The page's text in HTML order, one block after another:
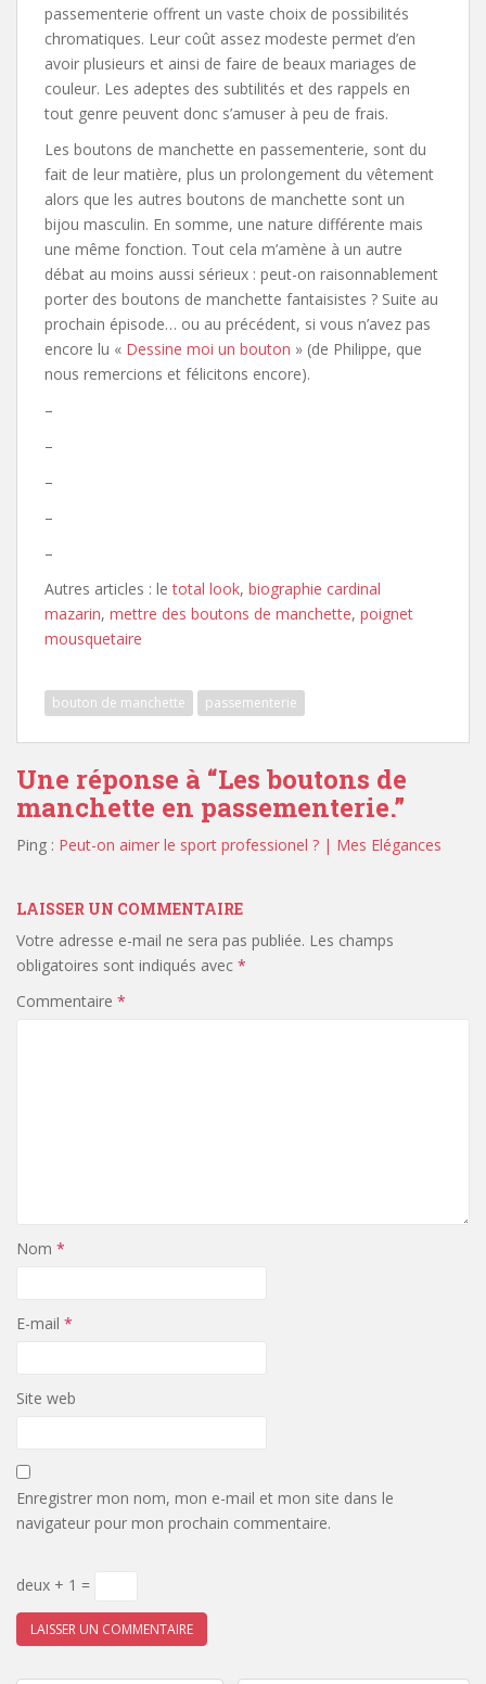
passementerie offrent un vaste choix de possibilités
chromatiques. Leur coût assez modeste permet d’en
avoir plusieurs et ainsi de faire de beaux mariages de
couleur. Les adeptes des subtilités et des rappels en
tout genre peuvent donc s’amuser à peu de frais.
Les boutons de manchette en passementerie, sont du
fait de leur matière, plus un prolongement du vêtement
alors que les autres boutons de manchette sont un
bijou masculin. En somme, une nature différente mais
une même fonction. Tout cela m’amène à un autre
débat au moins aussi sérieux : peut-on raisonnablement
porter des boutons de manchette fantaisistes ? Suite au
prochain épisode… ou au précédent, si vous n’avez pas
encore lu « Dessine moi un bouton » (de Philippe, que
nous remercions et félicitons encore).
–
–
–
–
–
Autres articles : le total look, biographie cardinal
mazarin, mettre des boutons de manchette, poignet
mousquetaire
bouton de manchette passementerie
Une réponse à “Les boutons de
manchette en passementerie.”
Ping : Peut-on aimer le sport professionel ? | Mes Elégances
LAISSER UN COMMENTAIRE
Votre adresse e-mail ne sera pas publiée. Les champs
obligatoires sont indiqués avec *
Commentaire *
Nom *
E-mail *
Site web
Enregistrer mon nom, mon e-mail et mon site dans le
navigateur pour mon prochain commentaire.
deux + 1 =